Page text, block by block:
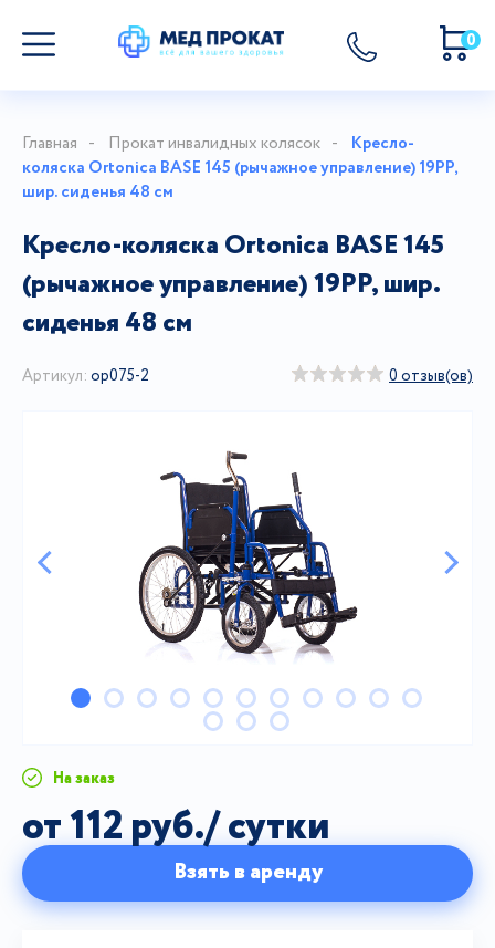
0
Главная Прокат инвалидных колясок
Кресло-
коляска Ortonica BASE 145 (рычажное управление) 19PP,
шир. сиденья 48 см
Кресло-коляска Ortonica BASE 145
(рычажное управление) 19PP, шир.
сиденья 48 см
Артикул: ор075-2 0 отзыв(ов)
На заказ
от 112 руб./ сутки
Взять в аренду